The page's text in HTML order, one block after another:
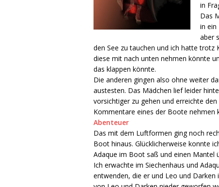
in
Das
in ein
aber
den See zu tauchen und ich hatte
diese mit nach unten nehmen könnte
das klappen könnte.
Die anderen gingen also ohne weiter
austesten. Das Mädchen lief leider
vorsichtiger zu gehen und erreichte
Kommentare eines der Boote nehmen
Abenteuer
Das mit dem Luftformen ging noch
Boot hinaus. Glücklicherweise konnte
Adaque im Boot saß und einen Mantel
Ich erwachte im Siechenhaus und
entwenden, die er und Leo und